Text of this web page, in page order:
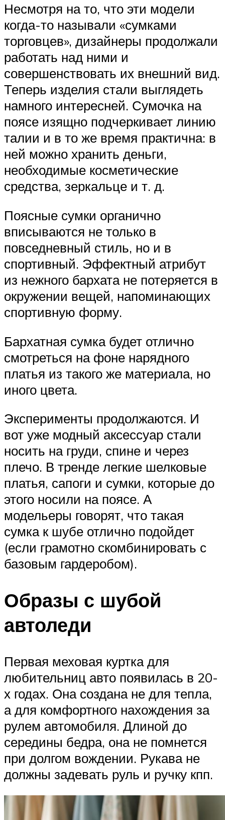
Несмотря на то, что эти модели
когда-то называли «сумками
торговцев», дизайнеры продолжали
работать над ними и
совершенствовать их внешний вид.
Теперь изделия стали выглядеть
намного интересней. Сумочка на
поясе изящно подчеркивает линию
талии и в то же время практична: в
ней можно хранить деньги,
необходимые косметические
средства, зеркальце и т. д.
Поясные сумки органично
вписываются не только в
повседневный стиль, но и в
спортивный. Эффектный атрибут
из нежного бархата не потеряется в
окружении вещей, напоминающих
спортивную форму.
Бархатная сумка будет отлично
смотреться на фоне нарядного
платья из такого же материала, но
иного цвета.
Эксперименты продолжаются. И
вот уже модный аксессуар стали
носить на груди, спине и через
плечо. В тренде легкие шелковые
платья, сапоги и сумки, которые до
этого носили на поясе. А
модельеры говорят, что такая
сумка к шубе отлично подойдет
(если грамотно скомбинировать с
базовым гардеробом).
Образы с шубой
автоледи
Первая меховая куртка для
любительниц авто появилась в 20-
х годах. Она создана не для тепла,
а для комфортного нахождения за
рулем автомобиля. Длиной до
середины бедра, она не помнется
при долгом вождении. Рукава не
должны задевать руль и ручку кпп.